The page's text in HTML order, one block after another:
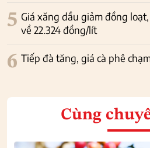
5 Giá xăng dầu giảm đồng
về 22.324 đồng/lít
6 Tiếp đà tăng, giá cà phê
Cùng